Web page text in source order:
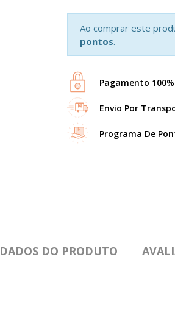
Ao comprar este
pontos.
Pagamento
Envio Por
Programa De
DADOS DO PRODUTO